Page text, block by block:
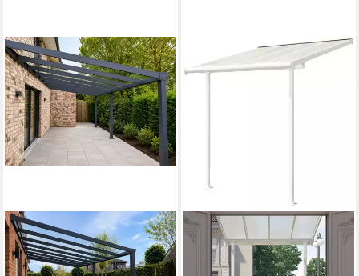
TERRASSE2000
Terrassendach Aluminium
Terrassenüberdachung
PALRAM - CANOPIA
Terrassendach, BxT: 230x230
cm, Bedachung Dachplatten,